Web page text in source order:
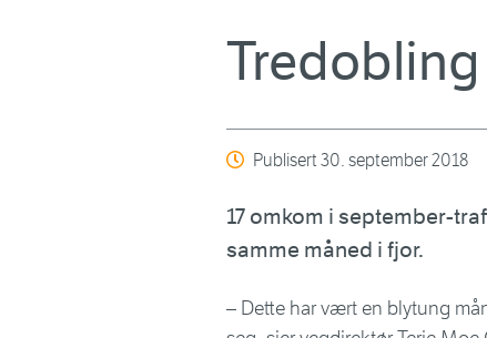
Publisert30. september 2018
17 omkom i september-
samme måned i fjor.
– Dette har vært en blytung